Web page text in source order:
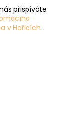
přispíváte
v Hořicích.